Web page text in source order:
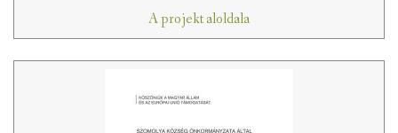
A projekt aloldala